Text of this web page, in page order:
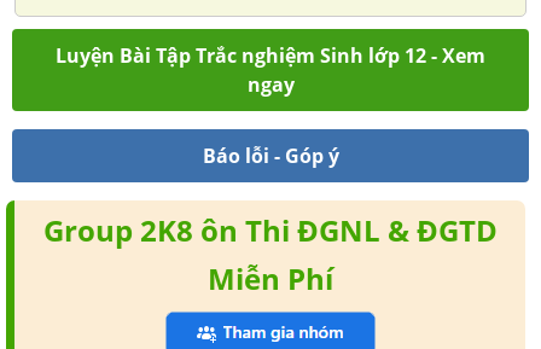
Luyện Bài Tập Trắc nghiệm Sinh lớp 12 - Xem
ngay
Báo lỗi - Góp ý
Group 2K8 ôn Thi ĐGNL & ĐGTD
Miễn Phí